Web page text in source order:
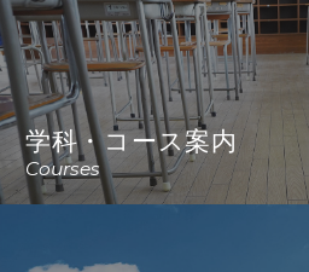
学科・コース案内
Courses